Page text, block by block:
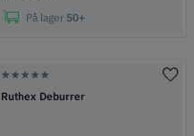
På lager 50+
Ruthex Deburrer